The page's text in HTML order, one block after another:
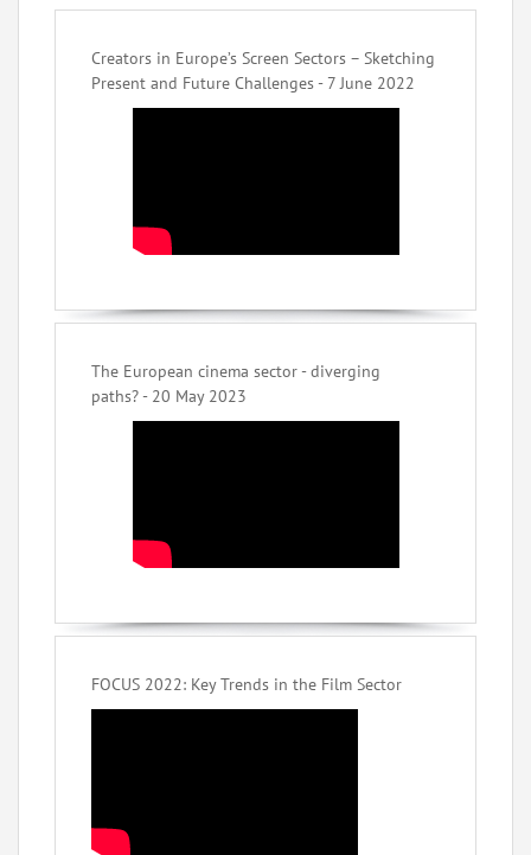
Creators in Europe’s Screen Sectors – Sketching
Present and Future Challenges - 7 June 2022
The European cinema sector - diverging
paths? - 20 May 2023
FOCUS 2022: Key Trends in the Film Sector